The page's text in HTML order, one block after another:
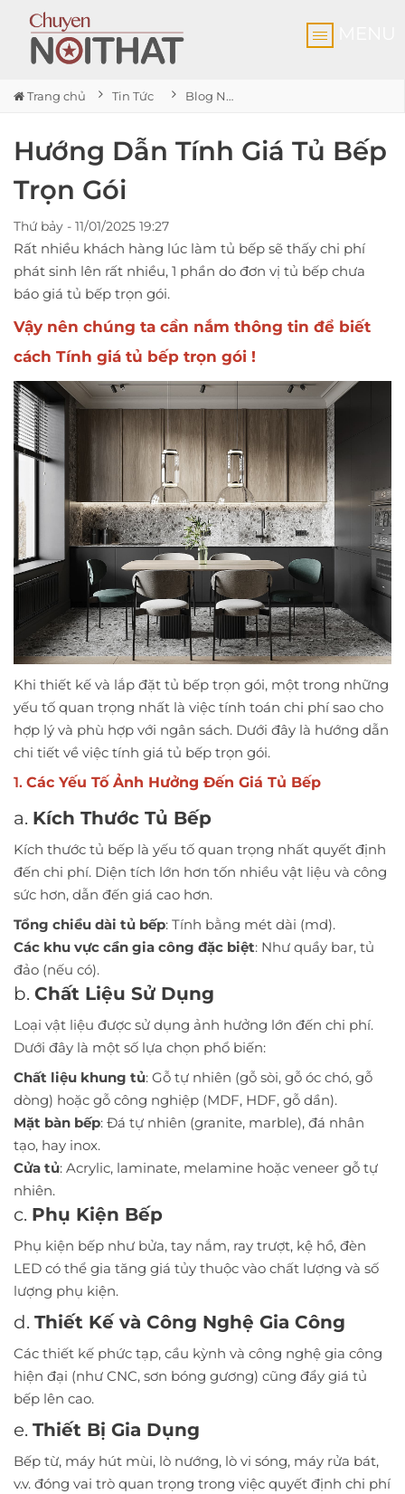
Trang chủ Tin Tức Blog Nội thất
Hướng Dẫn Tính Giá Tủ Bếp
Trọn Gói
Thứ bảy - 11/01/2025 19:27
Rất nhiều khách hàng lúc làm tủ bếp sẽ thấy chi phí
phát sinh lên rất nhiều, 1 phần do đơn vị tủ bếp chưa
báo giá tủ bếp trọn gói.
Vậy nên chúng ta cần nắm thông tin để biết
cách Tính giá tủ bếp trọn gói !
Khi thiết kế và lắp đặt tủ bếp trọn gói, một trong những
yếu tố quan trọng nhất là việc tính toán chi phí sao cho
hợp lý và phù hợp với ngân sách. Dưới đây là hướng dẫn
chi tiết về việc tính giá tủ bếp trọn gói.
1. Các Yếu Tố Ảnh Hưởng Đến Giá Tủ Bếp
a. Kích Thước Tủ Bếp
Kích thước tủ bếp là yếu tố quan trọng nhất quyết định
đến chi phí. Diện tích lớn hơn tốn nhiều vật liệu và công
sức hơn, dẫn đến giá cao hơn.
Tổng chiều dài tủ bếp: Tính bằng mét dài (md).
Các khu vực cần gia công đặc biệt: Như quầy bar, tủ
đảo (nếu có).
b. Chất Liệu Sử Dụng
Loại vật liệu được sử dụng ảnh hưởng lớn đến chi phí.
Dưới đây là một số lựa chọn phổ biến:
Chất liệu khung tủ: Gỗ tự nhiên (gỗ sòi, gỗ óc chó, gỗ
dòng) hoặc gỗ công nghiệp (MDF, HDF, gỗ dần).
Mặt bàn bếp: Đá tự nhiên (granite, marble), đá nhân
tạo, hay inox.
Cửa tủ: Acrylic, laminate, melamine hoặc veneer gỗ tự
nhiên.
c. Phụ Kiện Bếp
Phụ kiện bếp như bửa, tay nắm, ray trượt, kệ hồ, đèn
LED có thể gia tăng giá tủy thuộc vào chất lượng và số
lượng phụ kiện.
d. Thiết Kế và Công Nghệ Gia Công
Các thiết kế phức tạp, cầu kỳnh và công nghệ gia công
hiện đại (như CNC, sơn bóng gương) cũng đẩy giá tủ
bếp lên cao.
e. Thiết Bị Gia Dụng
Bếp từ, máy hút mùi, lò nướng, lò vi sóng, máy rửa bát,
v.v. đóng vai trò quan trọng trong việc quyết định chi phí